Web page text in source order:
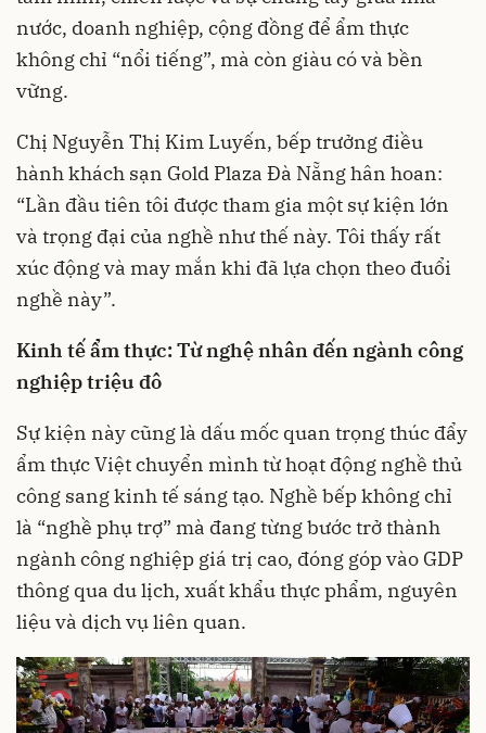
nước, doanh nghiệp, cộng đồng để ẩm thực
không chỉ “nổi tiếng”, mà còn giàu có và bền
vững.
Chị Nguyễn Thị Kim Luyến, bếp trưởng điều
hành khách sạn Gold Plaza Đà Nẵng hân hoan:
“Lần đầu tiên tôi được tham gia một sự kiện lớn
và trọng đại của nghề như thế này. Tôi thấy rất
xúc động và may mắn khi đã lựa chọn theo đuổi
nghề này”.
Kinh tế ẩm thực: Từ nghệ nhân đến ngành công
nghiệp triệu đô
Sự kiện này cũng là dấu mốc quan trọng thúc đẩy
ẩm thực Việt chuyển mình từ hoạt động nghề thủ
công sang kinh tế sáng tạo. Nghề bếp không chỉ
là “nghề phụ trợ” mà đang từng bước trở thành
ngành công nghiệp giá trị cao, đóng góp vào GDP
thông qua du lịch, xuất khẩu thực phẩm, nguyên
liệu và dịch vụ liên quan.